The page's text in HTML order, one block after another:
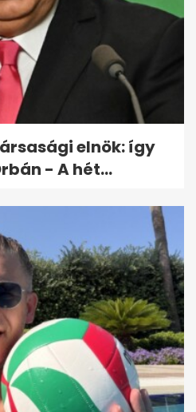
Szegeden felborult
ami letarolta a...
elnök: így
- A hét...